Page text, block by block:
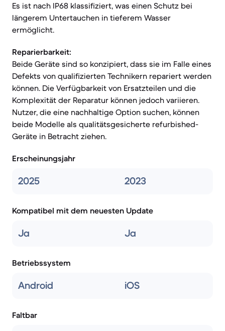
Es ist nach IP68 klassifiziert, was einen Schutz bei
längerem Untertauchen in tieferem Wasser
ermöglicht.
Reparierbarkeit:
Beide Geräte sind so konzipiert, dass sie im Falle eines
Defekts von qualifizierten Technikern repariert werden
können. Die Verfügbarkeit von Ersatzteilen und die
Komplexität der Reparatur können jedoch variieren.
Nutzer, die eine nachhaltige Option suchen, können
beide Modelle als qualitätsgesicherte refurbished-
Geräte in Betracht ziehen.
Erscheinungsjahr
2025 2023
Kompatibel mit dem neuesten Update
Ja Ja
Betriebssystem
Android iOS
Faltbar